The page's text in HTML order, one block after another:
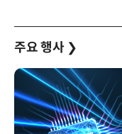
주요 행사 ❯